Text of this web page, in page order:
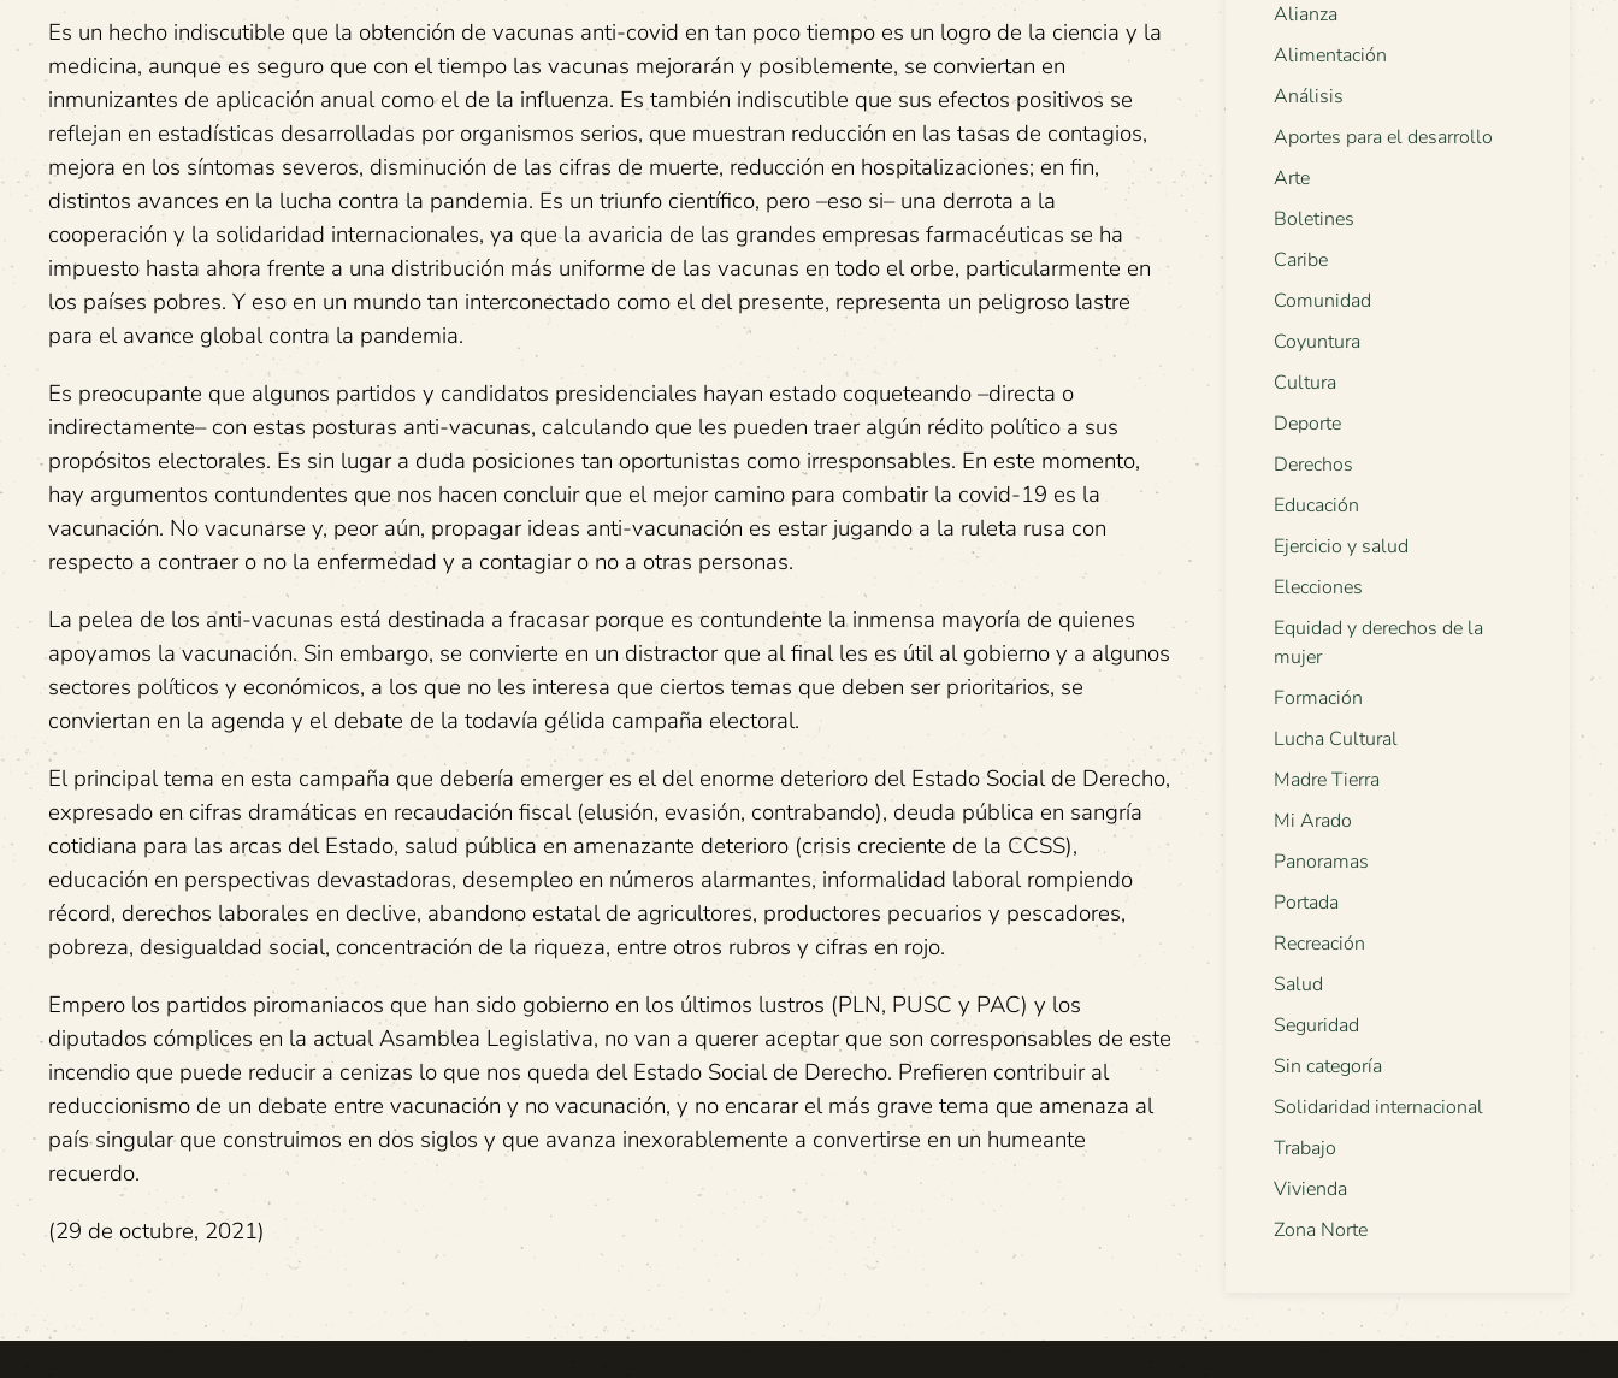
Es un hecho indiscutible que la obtención de vacunas anti-covid en tan poco tiempo es un logro de la ciencia y la
medicina, aunque es seguro que con el tiempo las vacunas mejorarán y posiblemente, se conviertan en
inmunizantes de aplicación anual como el de la influenza. Es también indiscutible que sus efectos positivos se
reflejan en estadísticas desarrolladas por organismos serios, que muestran reducción en las tasas de contagios,
mejora en los síntomas severos, disminución de las cifras de muerte, reducción en hospitalizaciones; en fin,
distintos avances en la lucha contra la pandemia. Es un triunfo científico, pero –eso si– una derrota a la
cooperación y la solidaridad internacionales, ya que la avaricia de las grandes empresas farmacéuticas se ha
impuesto hasta ahora frente a una distribución más uniforme de las vacunas en todo el orbe, particularmente en
los países pobres. Y eso en un mundo tan interconectado como el del presente, representa un peligroso lastre
para el avance global contra la pandemia.
Es preocupante que algunos partidos y candidatos presidenciales hayan estado coqueteando –directa o
indirectamente– con estas posturas anti-vacunas, calculando que les pueden traer algún rédito político a sus
propósitos electorales. Es sin lugar a duda posiciones tan oportunistas como irresponsables. En este momento,
hay argumentos contundentes que nos hacen concluir que el mejor camino para combatir la covid-19 es la
vacunación. No vacunarse y, peor aún, propagar ideas anti-vacunación es estar jugando a la ruleta rusa con
respecto a contraer o no la enfermedad y a contagiar o no a otras personas.
La pelea de los anti-vacunas está destinada a fracasar porque es contundente la inmensa mayoría de quienes
apoyamos la vacunación. Sin embargo, se convierte en un distractor que al final les es útil al gobierno y a algunos
sectores políticos y económicos, a los que no les interesa que ciertos temas que deben ser prioritarios, se
conviertan en la agenda y el debate de la todavía gélida campaña electoral.
El principal tema en esta campaña que debería emerger es el del enorme deterioro del Estado Social de Derecho,
expresado en cifras dramáticas en recaudación fiscal (elusión, evasión, contrabando), deuda pública en sangría
cotidiana para las arcas del Estado, salud pública en amenazante deterioro (crisis creciente de la CCSS),
educación en perspectivas devastadoras, desempleo en números alarmantes, informalidad laboral rompiendo
récord, derechos laborales en declive, abandono estatal de agricultores, productores pecuarios y pescadores,
pobreza, desigualdad social, concentración de la riqueza, entre otros rubros y cifras en rojo.
Empero los partidos piromaniacos que han sido gobierno en los últimos lustros (PLN, PUSC y PAC) y los
diputados cómplices en la actual Asamblea Legislativa, no van a querer aceptar que son corresponsables de este
incendio que puede reducir a cenizas lo que nos queda del Estado Social de Derecho. Prefieren contribuir al
reduccionismo de un debate entre vacunación y no vacunación, y no encarar el más grave tema que amenaza al
país singular que construimos en dos siglos y que avanza inexorablemente a convertirse en un humeante
recuerdo.
(29 de octubre, 2021)
Alianza
Alimentación
Análisis
Aportes para el desarrollo
Arte
Boletines
Caribe
Comunidad
Coyuntura
Cultura
Deporte
Derechos
Educación
Ejercicio y salud
Elecciones
Equidad y derechos de la
mujer
Formación
Lucha Cultural
Madre Tierra
Mi Arado
Panoramas
Portada
Recreación
Salud
Seguridad
Sin categoría
Solidaridad internacional
Trabajo
Vivienda
Zona Norte